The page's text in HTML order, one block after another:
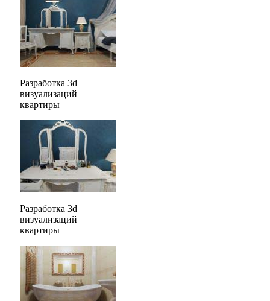
Разработка 3d
визуализаций
квартиры
Разработка 3d
визуализаций
квартиры